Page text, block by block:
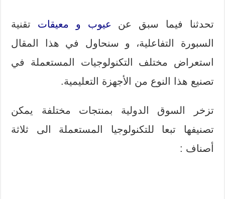
تحدثنا فيما سبق عن عيوب و معيقات
تقنية
السبورة التفاعلية، و سنحاول في هذا المقال
استعراض مختلف التكنولوجيات المستعملة في
تصنيع هذا النوع من الأجهزة التعليمية.
تزخر السوق الدولية بمنتجات مختلفة يمكن
تصنيفها تبعا للتكنولوجيا المستعملة الى ثلاثة
أصناف :